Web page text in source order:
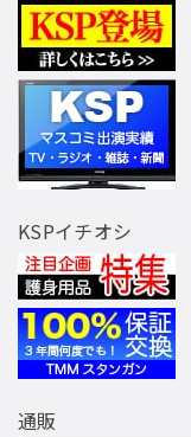
KSPイチオシ
通販